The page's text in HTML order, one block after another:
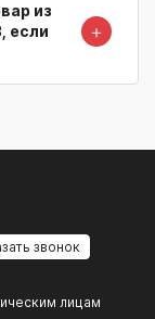
из
если
＋
звонок
лицам